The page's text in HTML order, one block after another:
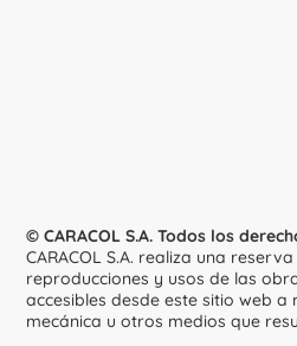
© CARACOL S.A. Todos los
CARACOL S.A. realiza una
reproducciones y usos de las
accesibles desde este sitio web a
mecánica u otros medios que